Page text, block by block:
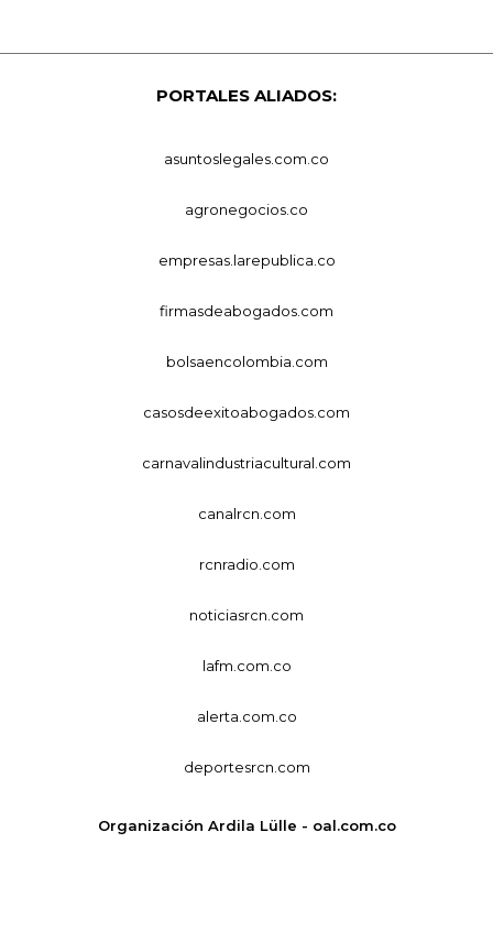
PORTALES ALIADOS:
asuntoslegales.com.co
agronegocios.co
empresas.larepublica.co
firmasdeabogados.com
bolsaencolombia.com
casosdeexitoabogados.com
carnavalindustriacultural.com
canalrcn.com
rcnradio.com
noticiasrcn.com
lafm.com.co
alerta.com.co
deportesrcn.com
Organización Ardila Lülle - oal.com.co